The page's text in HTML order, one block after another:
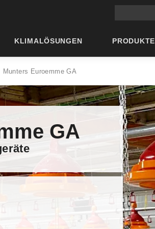
KLIMALÖSUNGEN PRODUKTE
Munters Euroemme GA
GA